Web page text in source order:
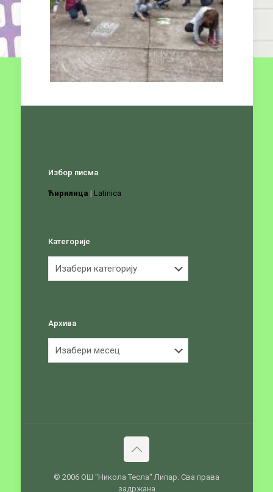
Избор писма
Ћирилица | Latinica
Категорије
Архива
© 2006 ОШ ''Никола Тесла'' Липар. Сва права
задржана